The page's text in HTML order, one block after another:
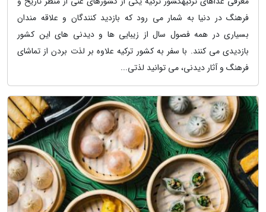
فرهنگ در دنیا به شمار می رود که بازدید کنندگان و علاقه مندان
بسیاری در همه فصول سال از زیبایی ها و دیدنی های این کشور
بازدیدی می کنند. با سفر به کشور ترکیه علاوه بر لذت بردن از تماشای
فرهنگ و آثار دیدنی، می توانید لذتی...